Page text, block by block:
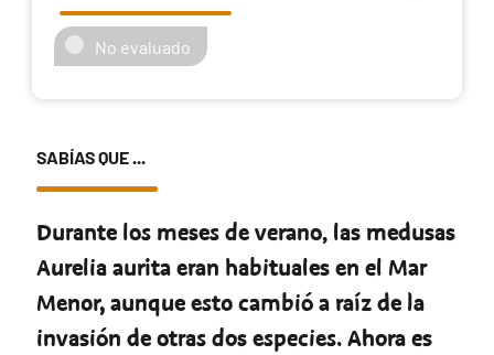
No evaluado
SABÍAS QUE ...
Durante los meses de verano, las medusas
Aurelia aurita eran habituales en el Mar
Menor, aunque esto cambió a raíz de la
invasión de otras dos especies. Ahora es